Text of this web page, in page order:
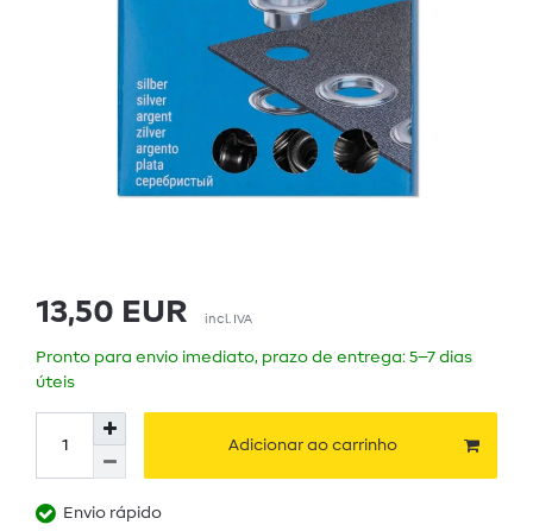
13,50 EUR incl. IVA
Pronto para envio imediato, prazo de entrega: 5–7 dias
úteis
Adicionar ao carrinho
Envio rápido